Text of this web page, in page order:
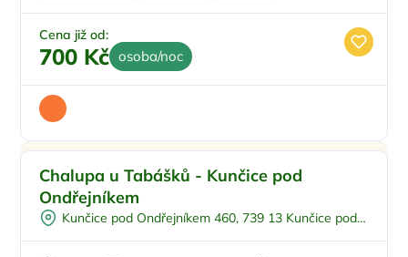
Worshopy/školení
Firemní akce/teambuilding
Cena již od:
700 Kč osoba/noc
Polopenze
Na samotě
U lesa
Pro svatby a oslavy
Chalupa u Tabášků - Kunčice pod
Ondřejníkem
Kunčice pod Ondřejníkem 460, 739 13 Kunčice pod